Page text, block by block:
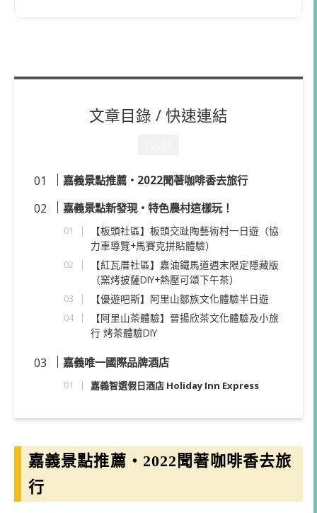
文章目錄 / 快速連結
嘉義景點推薦・2022聞著咖啡香去旅行
嘉義景點新發現・特色農村這樣玩！
【板頭社區】板頭交趾陶藝術村一日遊（協
力車導覽+馬賽克拼貼體驗）
【紅瓦厝社區】嘉油鐵馬道週末限定隱藏版
（窯烤披薩DIY+熱壓可頌下午茶）
【優遊吧斯】阿里山鄒族文化體驗半日遊
【阿里山茶體驗】晉揚欣茶文化體驗及小旅
行 烤茶體驗DIY
嘉義唯一國際品牌酒店
嘉義智選假日酒店 Holiday Inn Express
嘉義景點推薦・2022聞著咖啡香去旅
行